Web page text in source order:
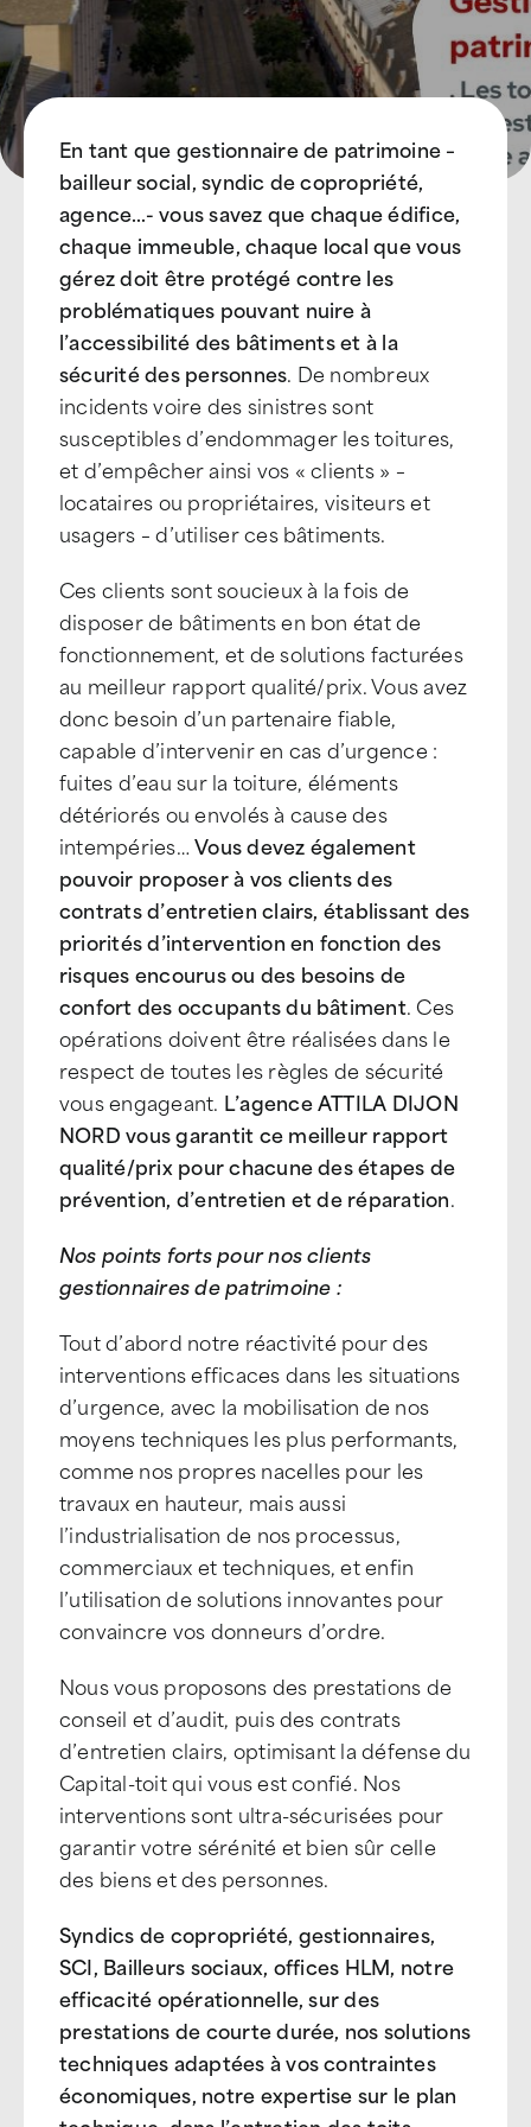
En tant que gestionnaire de patrimoine –
bailleur social, syndic de copropriété,
agence…- vous savez que chaque édifice,
chaque immeuble, chaque local que vous
gérez doit être protégé contre les
problématiques pouvant nuire à
l’accessibilité des bâtiments et à la
sécurité des personnes. De nombreux
incidents voire des sinistres sont
susceptibles d’endommager les toitures,
et d’empêcher ainsi vos « clients » –
locataires ou propriétaires, visiteurs et
usagers – d’utiliser ces bâtiments.
Ces clients sont soucieux à la fois de
disposer de bâtiments en bon état de
fonctionnement, et de solutions facturées
au meilleur rapport qualité/prix. Vous avez
donc besoin d’un partenaire fiable,
capable d’intervenir en cas d’urgence :
fuites d’eau sur la toiture, éléments
détériorés ou envolés à cause des
intempéries…Vous devez également
pouvoir proposer à vos clients des
contrats d’entretien clairs, établissant des
priorités d’intervention en fonction des
risques encourus ou des besoins de
confort des occupants du bâtiment. Ces
opérations doivent être réalisées dans le
respect de toutes les règles de sécurité
vous engageant. L’agence ATTILA DIJON
NORD vous garantit ce meilleur rapport
qualité/prix pour chacune des étapes de
prévention, d’entretien et de réparation.
Nos points forts pour nos clients
gestionnaires de patrimoine :
Tout d’abord notre réactivité pour des
interventions efficaces dans les situations
d’urgence, avec la mobilisation de nos
moyens techniques les plus performants,
comme nos propres nacelles pour les
travaux en hauteur, mais aussi
l’industrialisation de nos processus,
commerciaux et techniques, et enfin
l’utilisation de solutions innovantes pour
convaincre vos donneurs d’ordre.
Nous vous proposons des prestations de
conseil et d’audit, puis des contrats
d’entretien clairs, optimisant la défense du
Capital-toit qui vous est confié. Nos
interventions sont ultra-sécurisées pour
garantir votre sérénité et bien sûr celle
des biens et des personnes.
Syndics de copropriété, gestionnaires,
SCI, Bailleurs sociaux, offices HLM, notre
efficacité opérationnelle, sur des
prestations de courte durée, nos solutions
techniques adaptées à vos contraintes
économiques, notre expertise sur le plan